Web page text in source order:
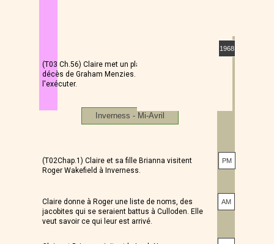
1968
(T03 Ch.56) Claire met un plan au point pour le
décès de Graham Menzies. Elle est incapable de
l'exécuter.
Inverness - Mi-Avril
(T02Chap.1) Claire et sa fille Brianna visitent
Roger Wakefield à Inverness.
PM
AM
Claire donne à Roger une liste de noms, des
jacobites qui se seraient battus à Culloden. Elle
veut savoir ce qui leur est arrivé.